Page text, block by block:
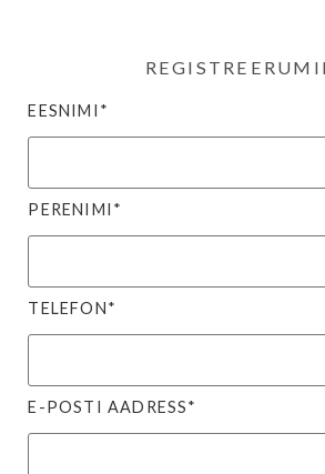
EESNIMI*
PERENIMI*
TELEFON*
E-POSTI AADRESS*